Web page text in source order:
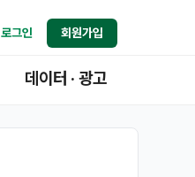
로그인 회원가입
데이터 · 광고